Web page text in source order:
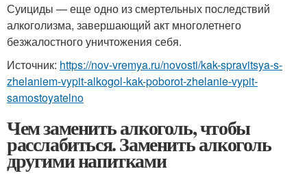
Суициды — еще одно из смертельных последствий
алкоголизма, завершающий акт многолетнего
безжалостного уничтожения себя.
Источник: https://nov-vremya.ru/novosti/kak-spravitsya-s-
zhelaniem-vypit-alkogol-kak-poborot-zhelanie-vypit-
samostoyatelno
Чем заменить алкоголь, чтобы
расслабиться. Заменить алкоголь
другими напитками